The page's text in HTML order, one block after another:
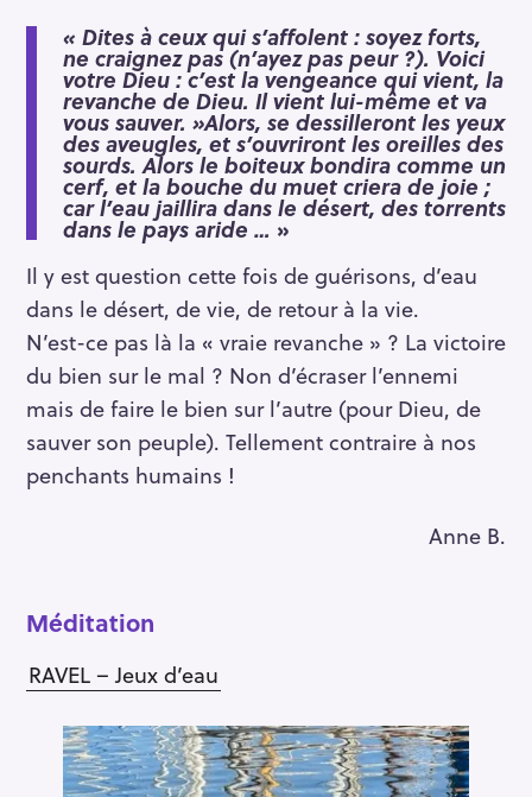
« Dites à ceux qui s’affolent : soyez forts,
ne craignez pas (n’ayez pas peur ?). Voici
votre Dieu : c’est la vengeance qui vient, la
revanche de Dieu. Il vient lui-même et va
vous sauver. »Alors, se dessilleront les yeux
des aveugles, et s’ouvriront les oreilles des
sourds. Alors le boiteux bondira comme un
cerf, et la bouche du muet criera de joie ;
car l’eau jaillira dans le désert, des torrents
dans le pays aride … »
Il y est question cette fois de guérisons, d’eau
dans le désert, de vie, de retour à la vie.
N’est-ce pas là la « vraie revanche » ? La victoire
du bien sur le mal ? Non d’écraser l’ennemi
mais de faire le bien sur l’autre (pour Dieu, de
sauver son peuple). Tellement contraire à nos
penchants humains !
Anne B.
Méditation
RAVEL – Jeux d’eau